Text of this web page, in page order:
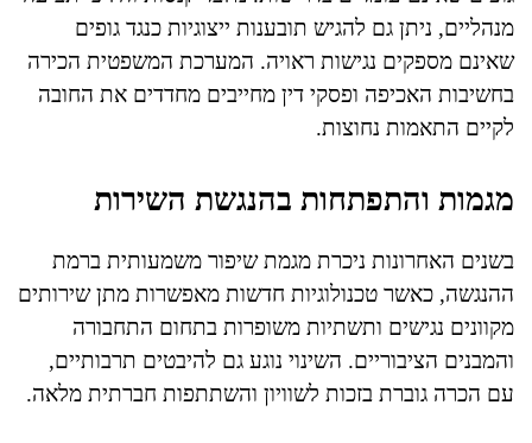
מנהליים, ניתן גם להגיש תובענות ייצוגיות כנגד גופים
שאינם מספקים נגישות ראויה. המערכת המשפטית הכירה
בחשיבות האכיפה ופסקי דין מחייבים מחדדים את החובה
לקיים התאמות נחוצות.
מגמות והתפתחות בהנגשת השירות
בשנים האחרונות ניכרת מגמת שיפור משמעותית ברמת
ההנגשה, כאשר טכנולוגיות חדשות מאפשרות מתן שירותים
מקוונים נגישים ותשתיות משופרות בתחום התחבורה
והמבנים הציבוריים. השינוי נוגע גם להיבטים תרבותיים,
עם הכרה גוברת בזכות לשוויון והשתתפות חברתית מלאה.